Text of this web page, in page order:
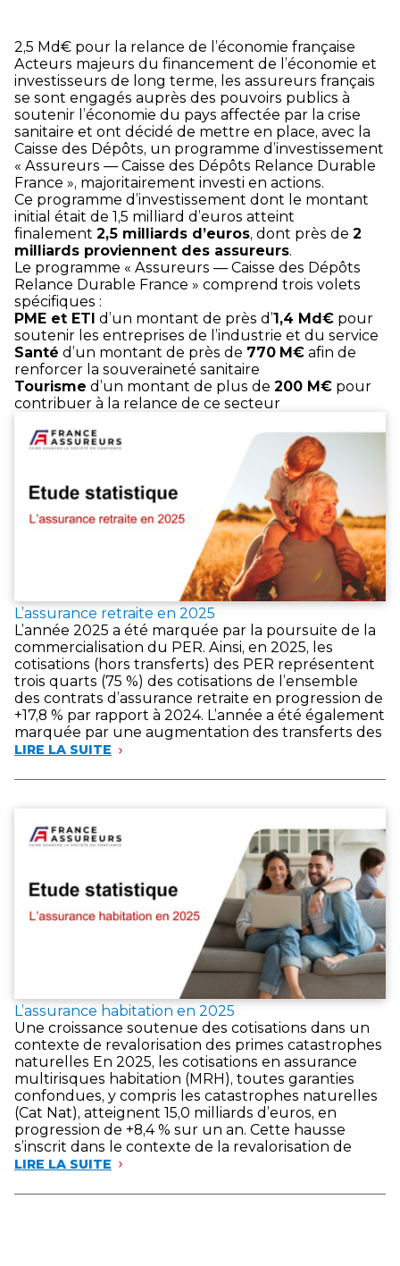
2,5 Md€ pour la relance de l’économie française
Acteurs majeurs du financement de l’économie et
investisseurs de long terme, les assureurs français
se sont engagés auprès des pouvoirs publics à
soutenir l’économie du pays affectée par la crise
sanitaire et ont décidé de mettre en place, avec la
Caisse des Dépôts, un programme d’investissement
« Assureurs — Caisse des Dépôts Relance Durable
France », majoritairement investi en actions.
Ce programme d’investissement dont le montant
initial était de 1,5 milliard d’euros atteint
finalement 2,5 milliards d’euros, dont près de 2
milliards proviennent des assureurs.
Le programme « Assureurs — Caisse des Dépôts
Relance Durable France » comprend trois volets
spécifiques :
PME et ETI d’un montant de près d’1,4 Md€ pour
soutenir les entreprises de l’industrie et du service
Santé d’un montant de près de 770 M€ afin de
renforcer la souveraineté sanitaire
Tourisme d’un montant de plus de 200 M€ pour
contribuer à la relance de ce secteur
L’assurance retraite en 2025
L’année 2025 a été marquée par la poursuite de la
commercialisation du PER. Ainsi, en 2025, les
cotisations (hors transferts) des PER représentent
trois quarts (75 %) des cotisations de l’ensemble
des contrats d’assurance retraite en progression de
+17,8 % par rapport à 2024. L’année a été également
marquée par une augmentation des transferts des
LIRE LA SUITE
L’assurance habitation en 2025
Une croissance soutenue des cotisations dans un
contexte de revalorisation des primes catastrophes
naturelles En 2025, les cotisations en assurance
multirisques habitation (MRH), toutes garanties
confondues, y compris les catastrophes naturelles
(Cat Nat), atteignent 15,0 milliards d’euros, en
progression de +8,4 % sur un an. Cette hausse
s’inscrit dans le contexte de la revalorisation de
LIRE LA SUITE